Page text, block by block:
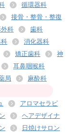
循環器科
接骨・整骨・整復
科
歯科
消化器科
矯正歯科
神
耳鼻咽喉科
局 麻酔科
アロマセラピ
ヘアデザイナ
日焼けサロン